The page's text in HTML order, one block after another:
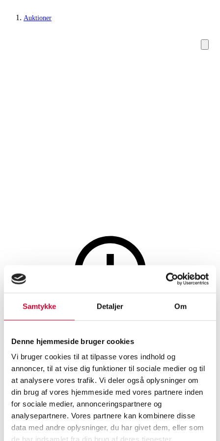
Samtykke Detaljer Om
Denne hjemmeside bruger cookies
Vi bruger cookies til at tilpasse vores indhold og
annoncer, til at vise dig funktioner til sociale medier og til
at analysere vores trafik. Vi deler også oplysninger om
din brug af vores hjemmeside med vores partnere inden
for sociale medier, annonceringspartnere og
analysepartnere. Vores partnere kan kombinere disse
data med andre oplysninger, du har givet dem, eller som
de har indsamlet fra din brug af deres tjenester.
Auktioner
Bordlamper
Denne auktion er annulleret
Denne auktion er annulleret
SHOWROOM
Vejle
VURDERING
DKK 10.000
VARENUMMER
6519378
Beskrivelse